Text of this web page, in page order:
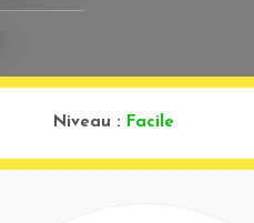
Niveau : Facile